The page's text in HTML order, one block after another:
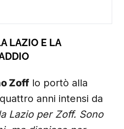
LAZIO E LA
Zoff lo portò alla
anni intensi da
Lazio per Zoff. Sono